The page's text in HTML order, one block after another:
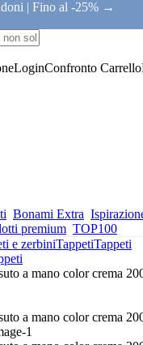
| Fino al -25% →
LoginConfronto Carrello
Bonami Extra
premium TOP100
e zerbiniTappetiTappeti